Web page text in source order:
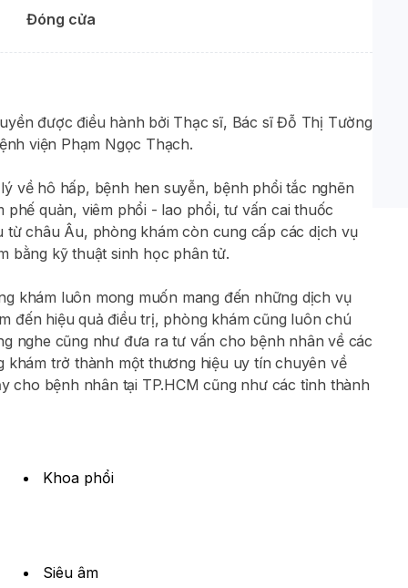
Đóng cửa
được điều hành bởi Thạc sĩ, Bác sĩ Đỗ Thị Tường
viện Phạm Ngọc Thạch.
về hô hấp, bệnh hen suyễn, bệnh phổi tắc nghẽn
phế quản, viêm phổi - lao phổi, tư vấn cai thuốc
từ châu Âu, phòng khám còn cung cấp các dịch vụ
bằng kỹ thuật sinh học phân tử.
khám luôn mong muốn mang đến những dịch vụ
đến hiệu quả điều trị, phòng khám cũng luôn chú
nghe cũng như đưa ra tư vấn cho bệnh nhân về các
khám trở thành một thương hiệu uy tín chuyên về
cho bệnh nhân tại TP.HCM cũng như các tỉnh thành
Khoa phổi
Siêu âm